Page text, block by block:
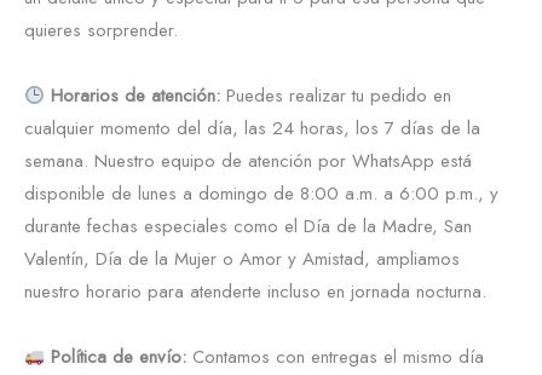
quieres sorprender.
Horarios de atención: Puedes realizar tu pedido en
cualquier momento del día, las 24 horas, los 7 días de la
semana. Nuestro equipo de atención por WhatsApp está
disponible de lunes a domingo de 8:00 a.m. a 6:00 p.m., y
durante fechas especiales como el Día de la Madre, San
Valentín, Día de la Mujer o Amor y Amistad, ampliamos
nuestro horario para atenderte incluso en jornada nocturna.
Política de envío: Contamos con entregas el mismo día